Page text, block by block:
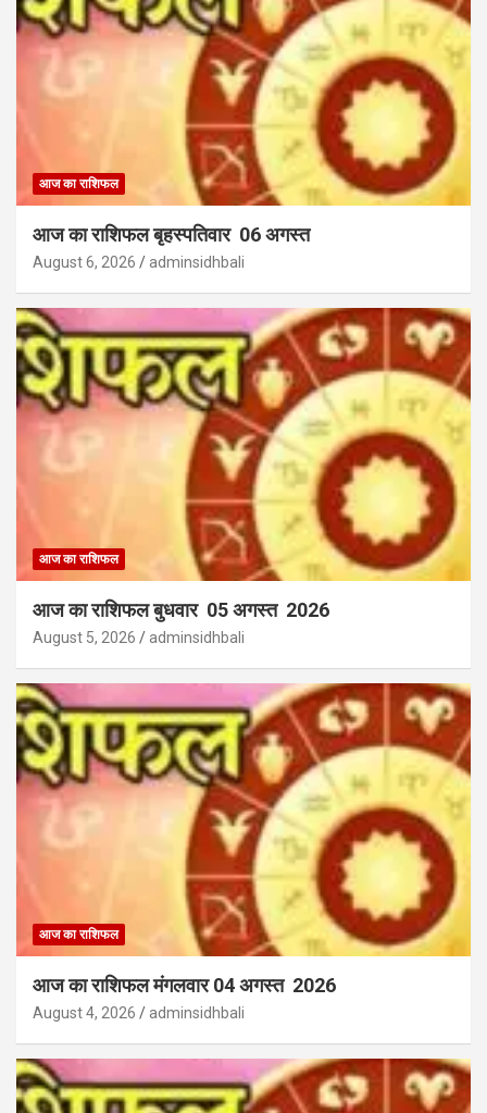
आज का राशिफल
आज का राशिफल बृहस्पतिवार 06 अगस्त
August 6, 2026 adminsidhbali
आज का राशिफल
आज का राशिफल बुधवार 05 अगस्त 2026
August 5, 2026 adminsidhbali
आज का राशिफल
आज का राशिफल मंगलवार 04 अगस्त 2026
August 4, 2026 adminsidhbali